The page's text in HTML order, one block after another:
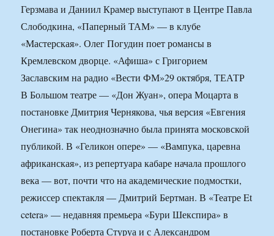
Герзмава и Даниил Крамер выступают в Центре Павла
Слободкина, «Паперный ТАМ» — в клубе
«Мастерская». Олег Погудин поет романсы в
Кремлевском дворце. «Афиша» с Григорием
Заславским на радио «Вести ФМ»29 октября, ТЕАТР
В Большом театре — «Дон Жуан», опера Моцарта в
постановке Дмитрия Чернякова, чья версия «Евгения
Онегина» так неоднозначно была принята московской
публикой. В «Геликон опере» — «Вампука, царевна
африканская», из репертуара кабаре начала прошлого
века — вот, почти что на академические подмостки,
режиссер спектакля — Дмитрий Бертман. В «Театре Et
cetera» — недавняя премьера «Бури Шекспира» в
постановке Роберта Стуруа и с Александром